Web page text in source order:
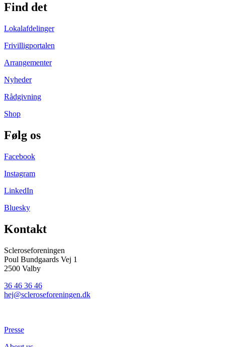
Find det
Lokalafdelinger
Frivilligportalen
Arrangementer
Nyheder
Rådgivning
Shop
Følg os
Facebook
Instagram
LinkedIn
Bluesky
Kontakt
Scleroseforeningen
Poul Bundgaards Vej 1
2500 Valby
36 46 36 46
hej@scleroseforeningen.dk
Presse